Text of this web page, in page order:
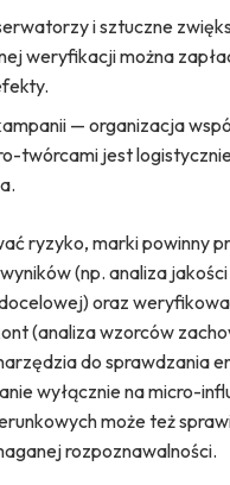
i sztuczne
weryfikacji można
— organizacja
twórcami jest
ryzyko, marki powinny
(np. analiza
oraz
(analiza wzorców
do sprawdzania
wyłącznie na micro-
może też
rozpoznawalności.